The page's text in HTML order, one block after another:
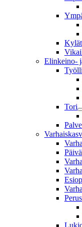
Kylät
Elinkeino-
Tori